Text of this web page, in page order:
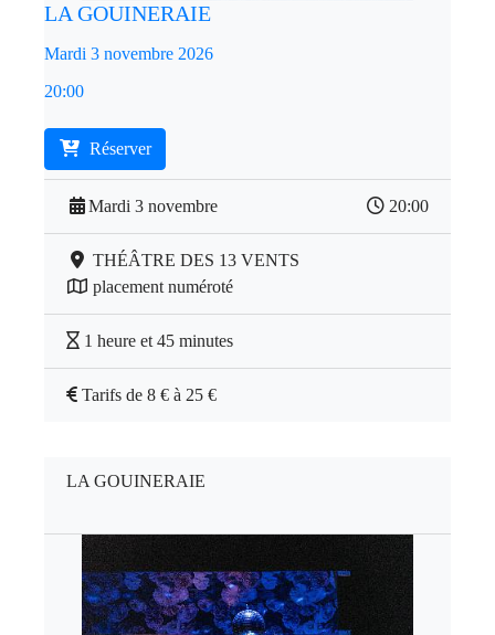
LA GOUINERAIE
Mardi 3 novembre 2026
20:00
Réserver
Mardi 3 novembre 20:00
THÉÂTRE DES 13 VENTS
placement numéroté
1 heure et 45 minutes
Tarifs de 8 € à 25 €
LA GOUINERAIE